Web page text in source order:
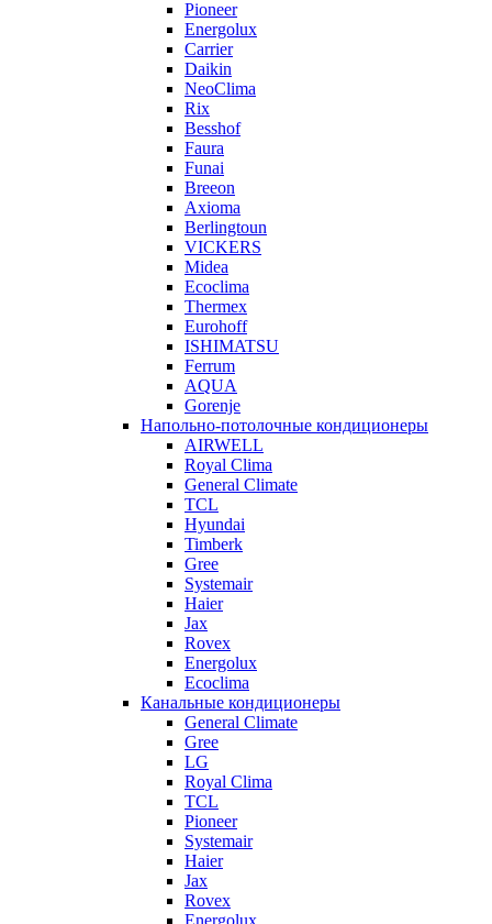
Pioneer
Energolux
Carrier
Daikin
NeoClima
Rix
Besshof
Faura
Funai
Breeon
Axioma
Berlingtoun
VICKERS
Midea
Ecoclima
Thermex
Eurohoff
ISHIMATSU
Ferrum
AQUA
Gorenje
Напольно-потолочные кондиционеры
AIRWELL
Royal Clima
General Climate
TCL
Hyundai
Timberk
Gree
Systemair
Haier
Jax
Rovex
Energolux
Ecoclima
Канальные кондиционеры
General Climate
Gree
LG
Royal Clima
TCL
Pioneer
Systemair
Haier
Jax
Rovex
Energolux